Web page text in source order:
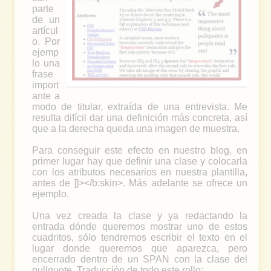
parte
de un
artícul
o. Por
ejemp
lo una
frase
import
ante a
modo de titular, extraída de una entrevista. Me
resulta difícil dar una definición más concreta, así
que a la derecha queda una imagen de muestra.
Para conseguir este efecto en nuestro blog, en
primer lugar hay que definir una clase y colocarla
con los atributos necesarios en nuestra plantilla,
antes de ]]></b:skin>. Más adelante se ofrece un
ejemplo.
Una vez creada la clase y ya redactando la
entrada dónde queremos mostrar uno de estos
cuadritos, sólo tendremos escribir el texto en el
lugar donde queremos que aparezca, pero
encerrado dentro de un SPAN con la clase del